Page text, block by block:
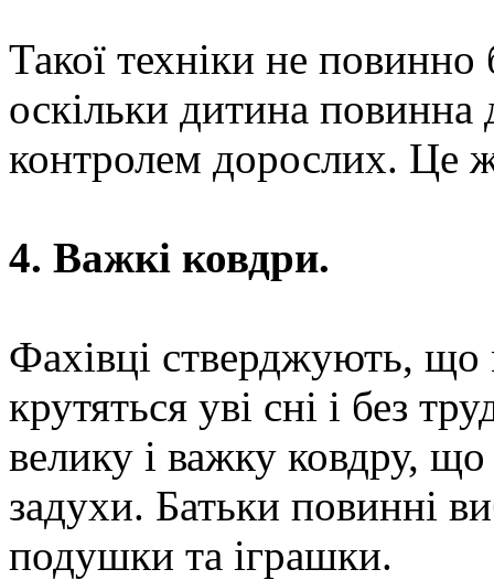
Такої техніки не
оскільки дитина повинна
контролем дорослих. Це
4. Важкі ковдри.
Фахівці стверджують, що
крутяться уві сні і без
велику і важку ковдру,
задухи. Батьки повинні
подушки та іграшки.